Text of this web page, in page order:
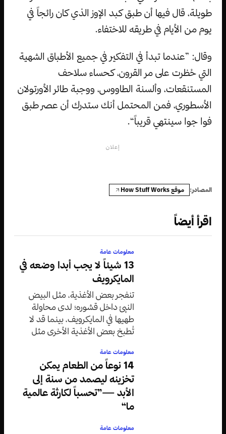
طويلة، قال فيها أن طبق كبد الإوز الذي كان رائجاً في
يوم من الأيام في طريقه للاختفاء.
وقال: ”عندما تبدأ في التفكير في جميع الأطباق الشهية
التي حُظرت على مر القرون، كحساء سلاحف
المستنقعات، وألسنة الطاووس، ووجبة طائر الأورتولان
الأسطوري، فمن المحتمل أنك ستدرك أن عصر طبق
فوا جوا سينتهي قريباً“.
إعلان
المصادر: موقع How Stuff Works
اقرأ أيضاً
معلومات عامة
13 شيئاً لا يجب أبدا وضعه في
المايكرويف
تنفجر بعض الأغذية، مثل البيض
النيئ داخل قشوره؛ لدى محاولة
طهيها في المايكرويف، بينما قد لا
تُطبخ بعض الأغذية الأخرى مثل
داخله.
معلومات عامة
14 نوعاً من الطعام يمكن
تخزينه ليصمد من سنة إلى
الأبد —”تحسباً لكارثة عالمية
ما“
معلومات عامة